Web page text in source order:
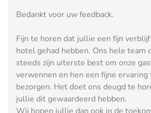
Bedankt voor uw feedback.
Fijn te horen dat jullie een fijn
hotel gehad hebben. Ons hele team
steeds zijn uiterste best om onze
verwennen en hen een fijne ervaring
bezorgen. Het doet ons deugd te
jullie dit gewaardeerd hebben.